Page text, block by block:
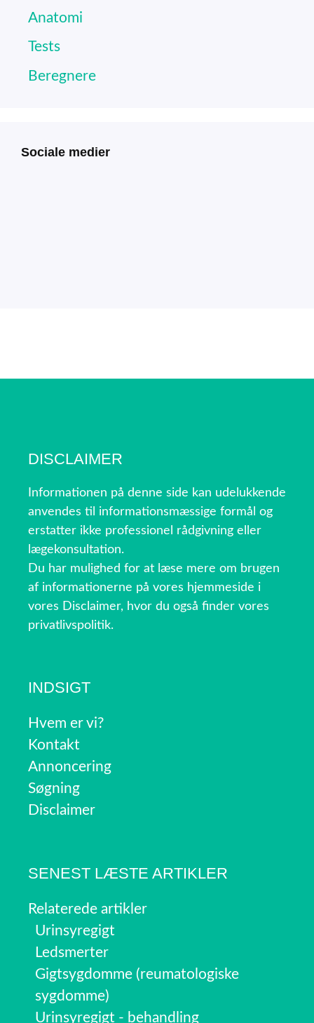
Anatomi
Tests
Beregnere
Sociale medier
DISCLAIMER
Informationen på denne side kan udelukkende
anvendes til informationsmæssige formål og
erstatter ikke professionel rådgivning eller
lægekonsultation.
Du har mulighed for at læse mere om brugen
af informationerne på vores hjemmeside i
vores Disclaimer, hvor du også finder vores
privatlivspolitik.
INDSIGT
Hvem er vi?
Kontakt
Annoncering
Søgning
Disclaimer
SENEST LÆSTE ARTIKLER
Relaterede artikler
Urinsyregigt
Ledsmerter
Gigtsygdomme (reumatologiske
sygdomme)
Urinsyregigt - behandling